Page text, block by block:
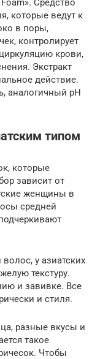
Средство
которые ведут к
в поры,
контролирует
крови,
Экстракт
действие.
аналогичный pH
типом
которые
зависит от
женщины в
средней
у азиатских
текстуру.
и завивке. Все
и стиля.
разные вкусы и
такое
Чтобы